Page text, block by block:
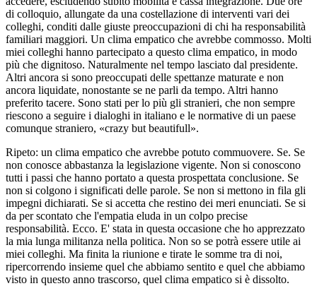
di colloquio, allungate da una costellazione di interventi vari dei
colleghi, conditi dalle giuste preoccupazioni di chi ha responsabilità
familiari maggiori. Un clima empatico che avrebbe commosso. Molti
miei colleghi hanno partecipato a questo clima empatico, in modo
più che dignitoso. Naturalmente nel tempo lasciato dal presidente.
Altri ancora si sono preoccupati delle spettanze maturate e non
ancora liquidate, nonostante se ne parli da tempo. Altri hanno
preferito tacere. Sono stati per lo più gli stranieri, che non sempre
riescono a seguire i dialoghi in italiano e le normative di un paese
comunque straniero, «crazy but beautifull».
Ripeto: un clima empatico che avrebbe potuto commuovere. Se. Se
non conosce abbastanza la legislazione vigente. Non si conoscono
tutti i passi che hanno portato a questa prospettata conclusione. Se
non si colgono i significati delle parole. Se non si mettono in fila gli
impegni dichiarati. Se si accetta che restino dei meri enunciati. Se si
da per scontato che l'empatia eluda in un colpo precise
responsabilità. Ecco. E' stata in questa occasione che ho apprezzato
la mia lunga militanza nella politica. Non so se potrà essere utile ai
miei colleghi. Ma finita la riunione e tirate le somme tra di noi,
ripercorrendo insieme quel che abbiamo sentito e quel che abbiamo
visto in questo anno trascorso, quel clima empatico si è dissolto.